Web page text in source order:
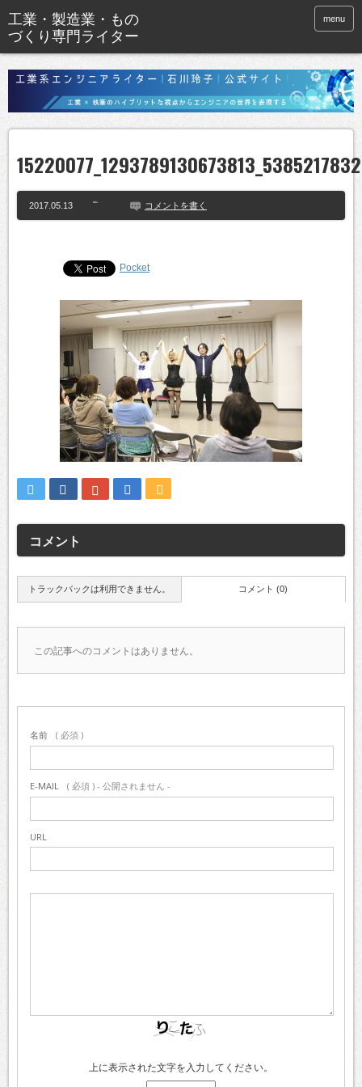
menu
2017.05.13 コメントを書く
Pocket
コメント
トラックバックは利用できません。 コメント (0)
この記事へのコメントはありません。
名前 ( 必須 )
E-MAIL ( 必須 ) - 公開されません -
URL
上に表示された文字を入力してください。